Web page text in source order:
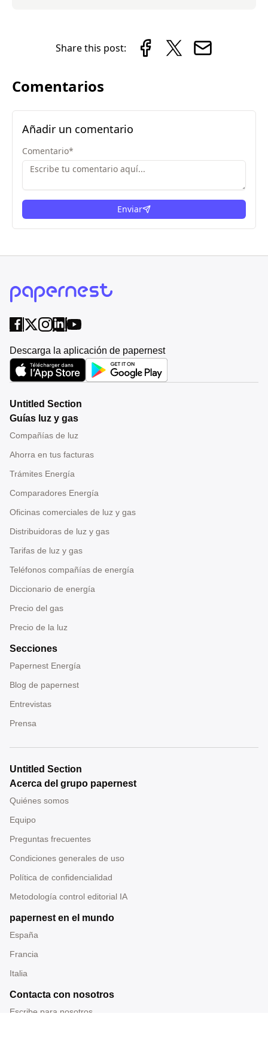
Share this post:
Comentarios
Añadir un comentario
Comentario*
Enviar
Descarga la aplicación de papernest
Untitled Section
Guías luz y gas
Compañías de luz
Ahorra en tus facturas
Trámites Energía
Comparadores Energía
Oficinas comerciales de luz y gas
Distribuidoras de luz y gas
Tarifas de luz y gas
Teléfonos compañías de energía
Diccionario de energía
Precio del gas
Precio de la luz
Secciones
Papernest Energía
Blog de papernest
Entrevistas
Prensa
Untitled Section
Acerca del grupo papernest
Quiénes somos
Equipo
Preguntas frecuentes
Condiciones generales de uso
Política de confidencialidad
Metodología control editorial IA
papernest en el mundo
España
Francia
Italia
Contacta con nosotros
Escribe para nosotros